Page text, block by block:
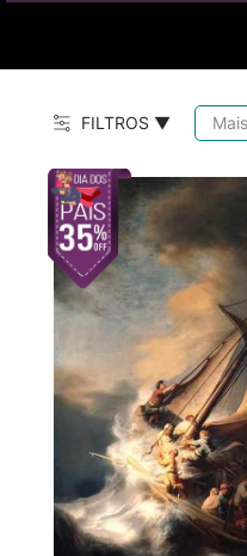
FILTROS ▼